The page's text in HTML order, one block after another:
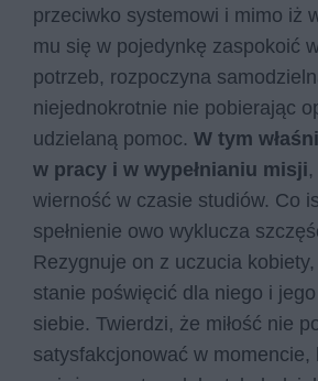
przeciwko systemowi i mimo iż
mu się w pojedynkę zaspokoić
potrzeb, rozpoczyna
niejednokrotnie nie pobierając
udzielaną pomoc. W tym
w pracy i w wypełnianiu misji
wierność w czasie studiów. Co
spełnienie owo wyklucza
Rezygnuje on z uczucia
stanie poświęcić dla niego i jego
siebie. Twierdzi, że miłość nie
satysfakcjonować w momencie,